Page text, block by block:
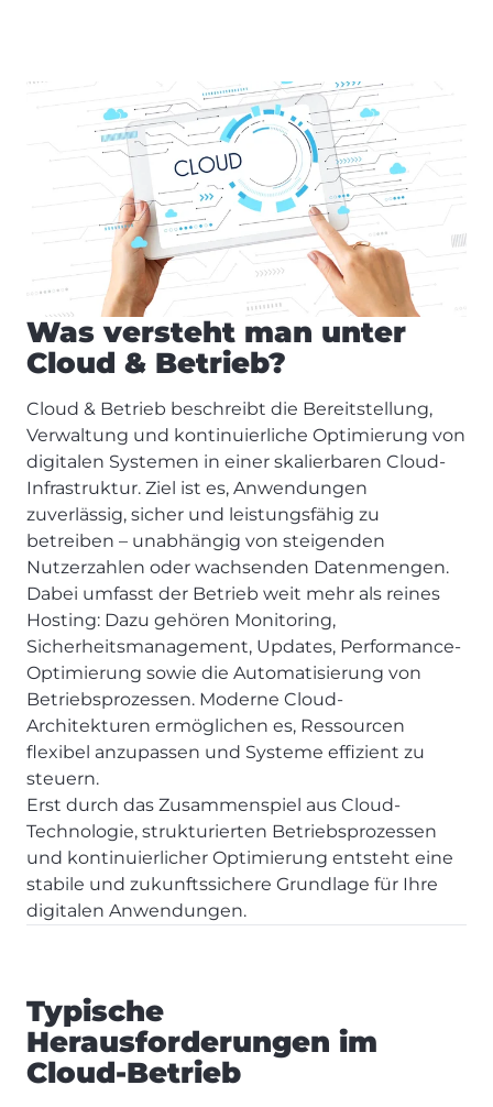
Was versteht man unter
Cloud & Betrieb?
Cloud & Betrieb beschreibt die Bereitstellung,
Verwaltung und kontinuierliche Optimierung von
digitalen Systemen in einer skalierbaren Cloud-
Infrastruktur. Ziel ist es, Anwendungen
zuverlässig, sicher und leistungsfähig zu
betreiben – unabhängig von steigenden
Nutzerzahlen oder wachsenden Datenmengen.
Dabei umfasst der Betrieb weit mehr als reines
Hosting: Dazu gehören Monitoring,
Sicherheitsmanagement, Updates, Performance-
Optimierung sowie die Automatisierung von
Betriebsprozessen. Moderne Cloud-
Architekturen ermöglichen es, Ressourcen
flexibel anzupassen und Systeme effizient zu
steuern.
Erst durch das Zusammenspiel aus Cloud-
Technologie, strukturierten Betriebsprozessen
und kontinuierlicher Optimierung entsteht eine
stabile und zukunftssichere Grundlage für Ihre
digitalen Anwendungen.
Typische
Herausforderungen im
Cloud-Betrieb